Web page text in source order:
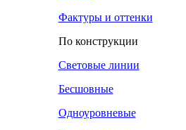
Фактуры и оттенки
По конструкции
Световые линии
Бесшовные
Одноуровневые